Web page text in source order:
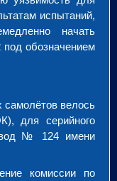
испытаний,
начать
обозначением
самолётов велось
для серийного
№ 124 имени
комиссии по